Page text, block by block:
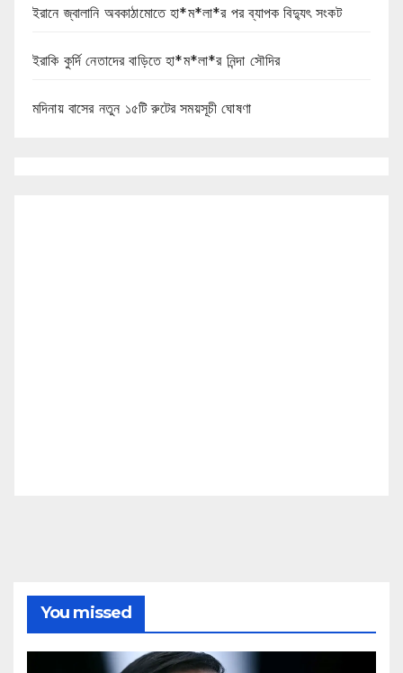
ইরানে জ্বালানি অবকাঠামোতে হা*ম*লা*র পর ব্যাপক বিদ্যুৎ সংকট
ইরাকি কুর্দি নেতাদের বাড়িতে হা*ম*লা*র নিন্দা সৌদির
মদিনায় বাসের নতুন ১৫টি রুটের সময়সূচী ঘোষণা
You missed